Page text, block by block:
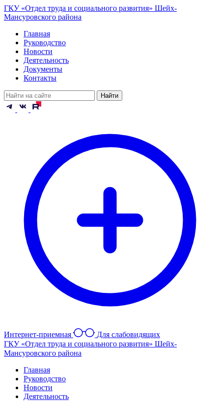
ГКУ «Отдел труда и социального развития» Шейх-
Мансуровского района
Главная
Руководство
Новости
Деятельность
Документы
Контакты
Найти
Интернет-приемная
Для слабовидящих
ГКУ «Отдел труда и социального развития» Шейх-
Мансуровского района
Главная
Руководство
Новости
Деятельность